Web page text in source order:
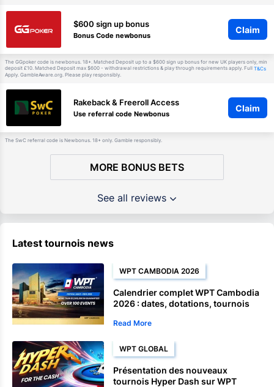
$600 sign up bonus
Bonus Code newbonus
Claim
The GGpoker code is newbonus. 18+. Matched Deposit up to a $600 sign up bonus for new UK players only, min
deposit £10. Matched Deposit max $600 - withdrawal restrictions & play through requirements apply. Full T&Cs
Apply. GambleAware.org. Please play responsibly.
Rakeback & Freeroll Access
Use referral code Newbonus
Claim
The SwC referral code is Newbonus. 18+ only. Gamble responsibly.
MORE BONUS BETS
See all reviews
Latest tournois news
WPT CAMBODIA 2026
Calendrier complet WPT Cambodia
2026 : dates, dotations, tournois
Read More
WPT GLOBAL
Présentation des nouveaux
tournois Hyper Dash sur WPT